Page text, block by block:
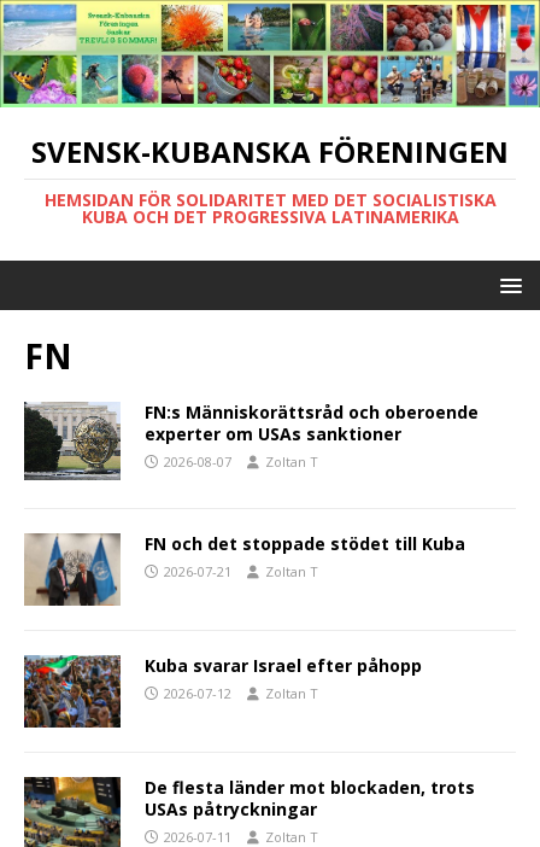
SVENSK-KUBANSKA FÖRENINGEN
HEMSIDAN FÖR SOLIDARITET MED DET SOCIALISTISKA
KUBA OCH DET PROGRESSIVA LATINAMERIKA
FN
FN:s Människorättsråd och oberoende
experter om USAs sanktioner
2026-08-07 Zoltan T
FN och det stoppade stödet till Kuba
2026-07-21 Zoltan T
Kuba svarar Israel efter påhopp
2026-07-12 Zoltan T
De flesta länder mot blockaden, trots
USAs påtryckningar
2026-07-11 Zoltan T